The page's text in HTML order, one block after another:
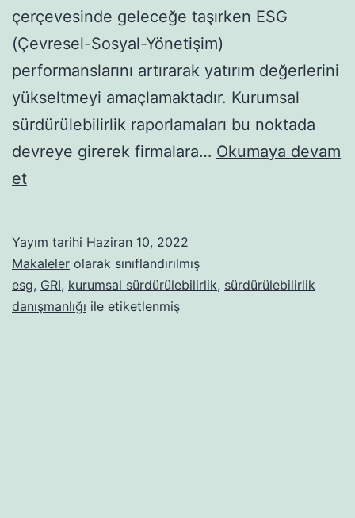
çerçevesinde geleceğe taşırken ESG
(Çevresel-Sosyal-Yönetişim)
performanslarını artırarak yatırım değerlerini
yükseltmeyi amaçlamaktadır. Kurumsal
sürdürülebilirlik raporlamaları bu noktada
devreye girerek firmalara… Okumaya devam
etKurumsal
ve
Boyutları
Nelerdir?
Yayım tarihi Haziran 10, 2022
Makaleler olarak sınıflandırılmış
esg, GRI, kurumsal sürdürülebilirlik, sürdürülebilirlik
danışmanlığı ile etiketlenmiş